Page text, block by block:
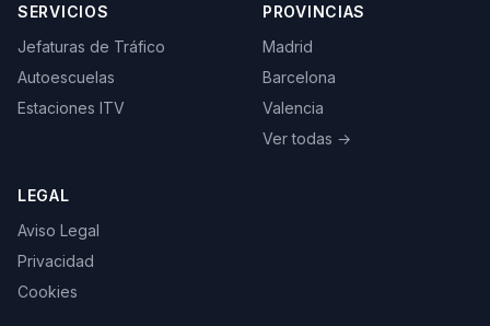
SERVICIOS
Jefaturas de Tráfico
Autoescuelas
Estaciones ITV
PROVINCIAS
Madrid
Barcelona
Valencia
Ver todas →
LEGAL
Aviso Legal
Privacidad
Cookies